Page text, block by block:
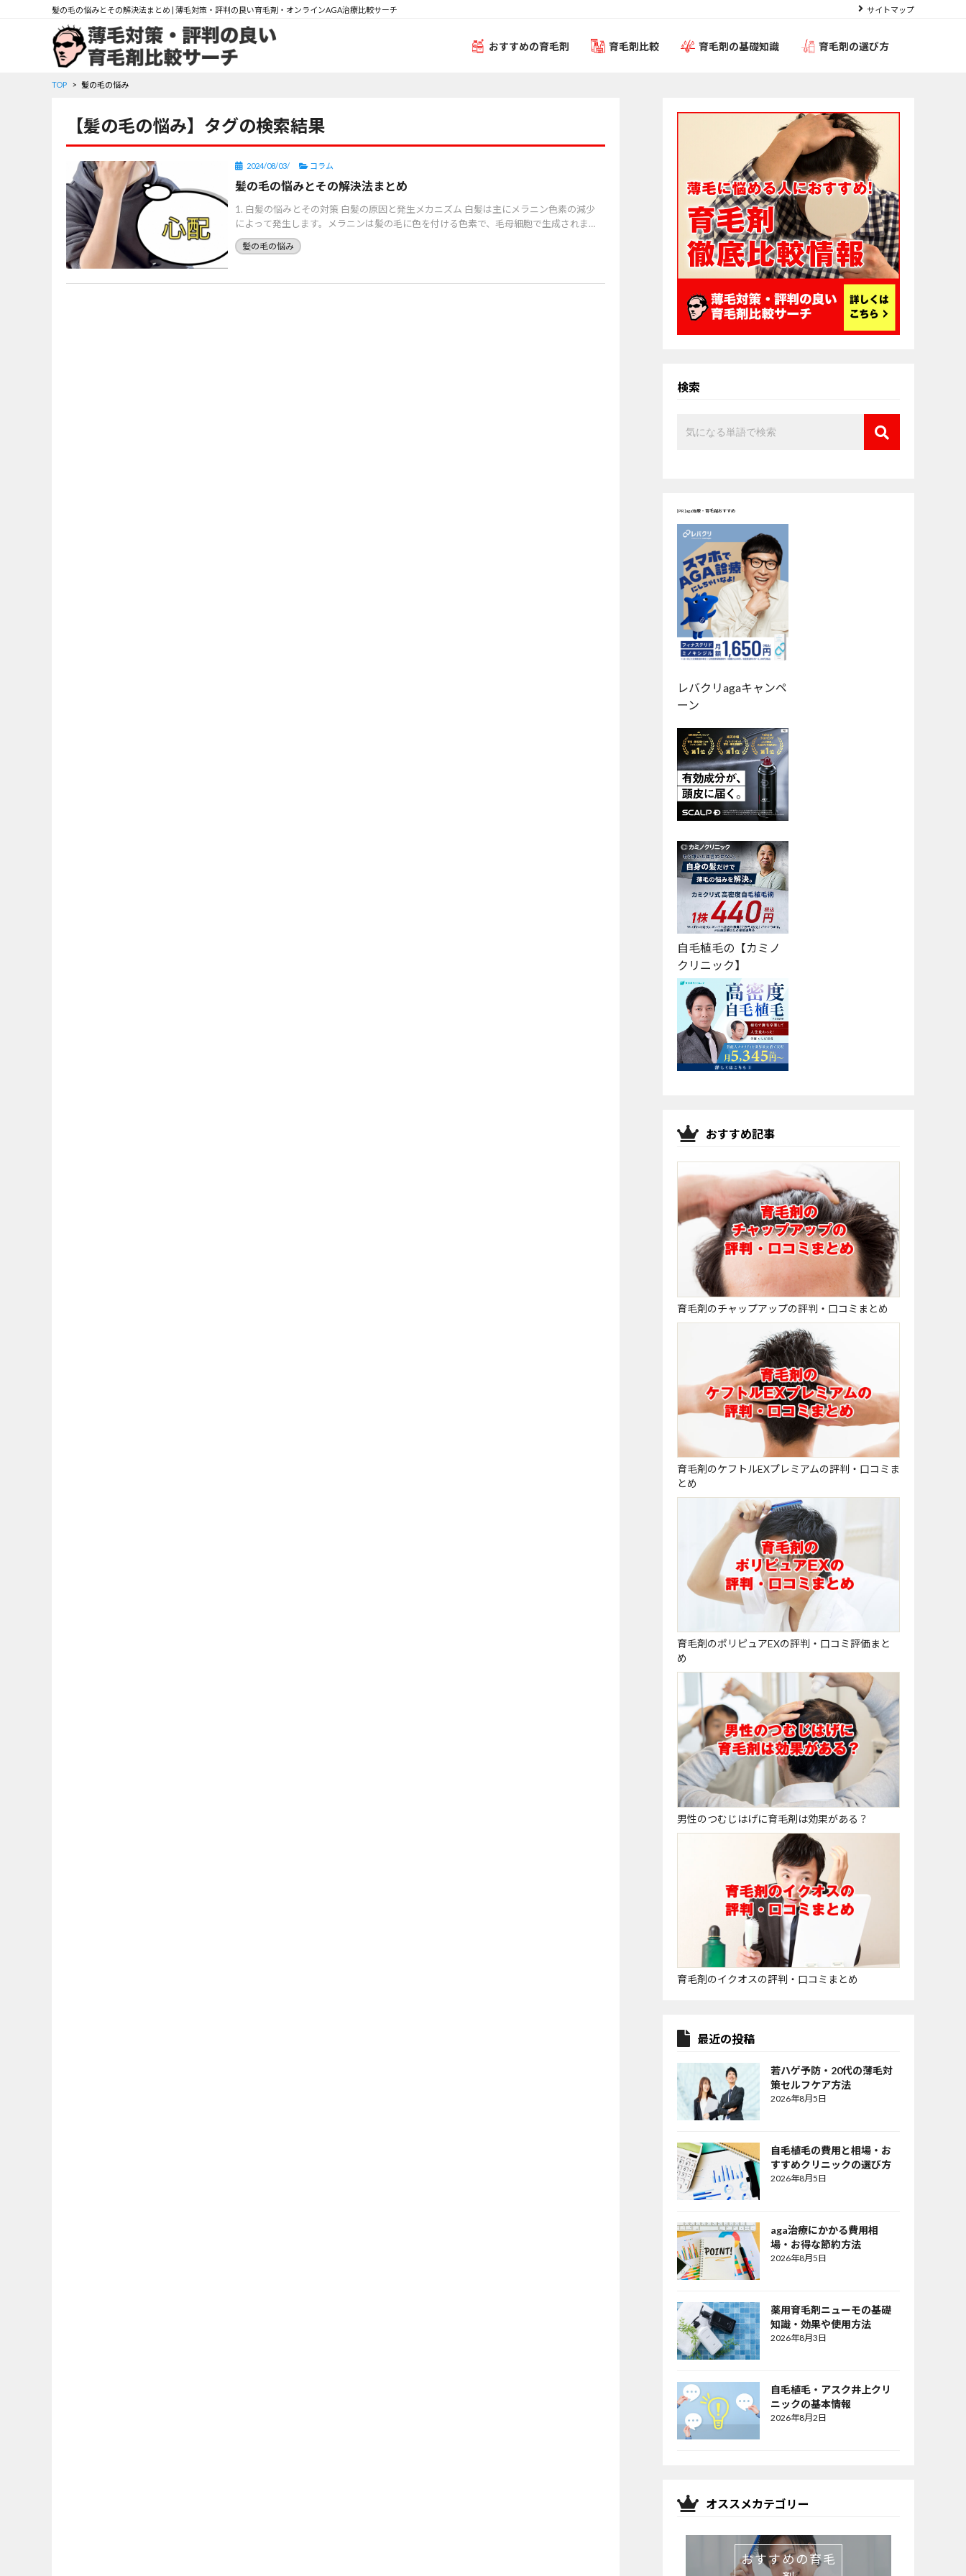
髪の毛の悩みとその解決法まとめ | 薄毛対策・評判の良い育毛剤・オンラインAGA治療比較サーチ サイトマップ
おすすめの育毛剤 育毛剤比較 育毛剤の基礎知識 育毛剤の選び方
TOP 髪の毛の悩み
【髪の毛の悩み】タグの検索結果
2024/08/03/ コラム
髪の毛の悩みとその解決法まとめ
1. 白髪の悩みとその対策 白髪の原因と発生メカニズム 白髪は主にメラニン色素の減少
によって発生します。メラニンは髪の毛に色を付ける色素で、毛母細胞で生成されま
[…]
髪の毛の悩み
検索
[PR]aga治療・育毛剤おすすめ
レバクリagaキャンペ
ーン
自毛植毛の【カミノ
クリニック】
おすすめ記事
育毛剤のチャップアップの評判・口コミまとめ
育毛剤のケフトルEXプレミアムの評判・口コミま
とめ
育毛剤のポリピュアEXの評判・口コミ評価まと
め
男性のつむじはげに育毛剤は効果がある？
育毛剤のイクオスの評判・口コミまとめ
最近の投稿
若ハゲ予防・20代の薄毛対
策セルフケア方法
2026年8月5日
自毛植毛の費用と相場・お
すすめクリニックの選び方
2026年8月5日
aga治療にかかる費用相
場・お得な節約方法
2026年8月5日
薬用育毛剤ニューモの基礎
知識・効果や使用方法
2026年8月3日
自毛植毛・アスク井上クリ
ニックの基本情報
2026年8月2日
オススメカテゴリー
おすすめの育毛